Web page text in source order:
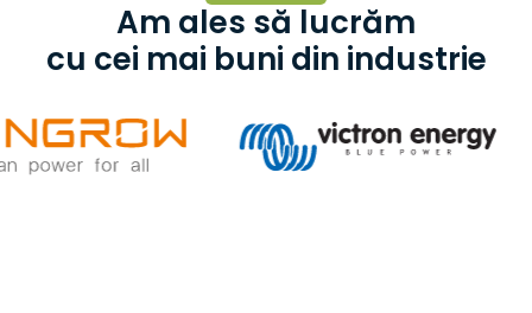
Am ales să lucrăm
cu cei mai buni din industrie